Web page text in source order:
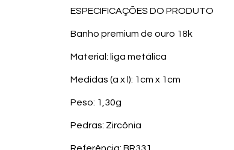
ESPECIFICAÇÕES DO PRODUTO
Banho premium de ouro 18k
Material: liga metálica
Medidas (a x l): 1cm x 1cm
Peso: 1,30g
Pedras: Zircônia